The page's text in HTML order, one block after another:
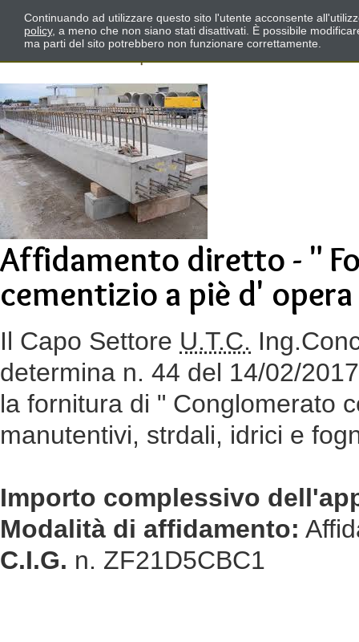
Affidamento diretto - "
cementizio a piè d'
Il Capo Settore U.T.C.
determina n. 44 del 14/02/
la fornitura di " Conglomerato
manutentivi, strdali, idrici e
Importo complessivo
Modalità di affidamento:
C.I.G. n. ZF21D5CBC1
Continuando ad utilizzare questo sito l'utente acconsente
policy, a meno che non siano stati disattivati. È possibile
ma parti del sito potrebbero non funzionare correttamente.